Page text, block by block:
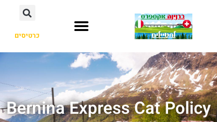
כרטיסים
Bernina Express Cat Policy